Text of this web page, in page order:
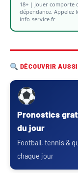
18+ | Jouer comporte
dépendance. Appelez
info-service.fr
DÉCOUVRIR
Pronostics
du jour
Football, tennis &
chaque jour